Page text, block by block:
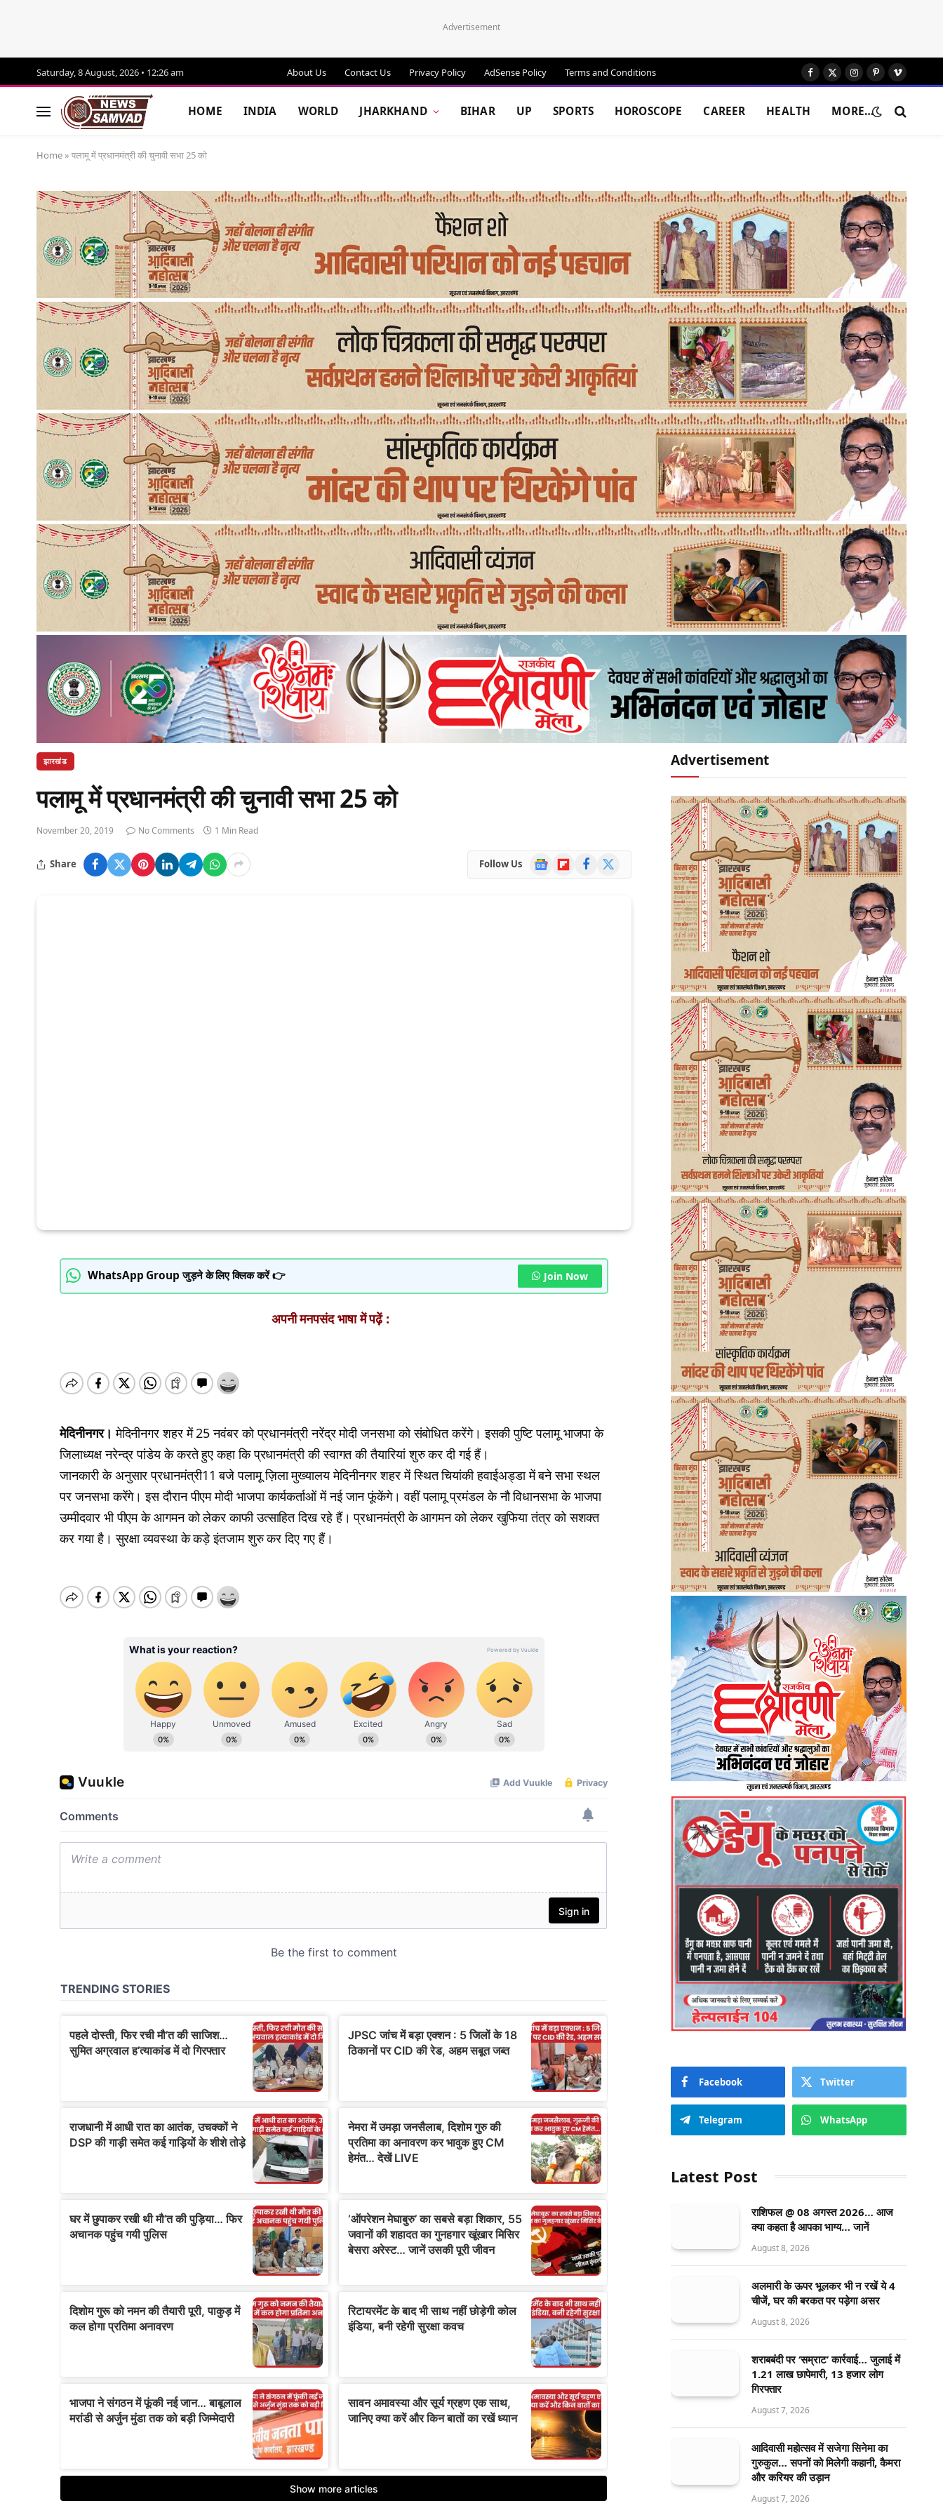
Advertisement
Saturday, 8 August, 2026 • 12:26 am About Us Contact Us Privacy Policy AdSense Policy Terms and Conditions Facebook
X
Instagram
Pinterest
Vimeo
HOME INDIA WORLD JHARKHAND BIHAR UP SPORTS HOROSCOPE CAREER HEALTH MORE…
Home » पलामू में प्रधानमंत्री की चुनावी सभा 25 को
झारखंड
पलामू में प्रधानमंत्री की चुनावी सभा 25 को
November 20, 2019 No Comments 1 Min Read
Share Follow Us
Google
News
FlipboardFacebook
WhatsApp Group जुड़ने के लिए क्लिक करें 👉 Join Now
अपनी मनपसंद भाषा में पढ़ें :
मेदिनीनगर। मेदिनीनगर शहर में 25 नवंबर को प्रधानमंत्री नरेंद्र मोदी जनसभा को संबोधित करेंगे। इसकी पुष्टि पलामू भाजपा के
जिलाध्यक्ष नरेन्द्र पांडेय के करते हुए कहा कि प्रधानमंत्री की स्वागत की तैयारियां शुरु कर दी गई हैं।
जानकारी के अनुसार प्रधानमंत्री11 बजे पलामू ज़िला मुख्यालय मेदिनीनगर शहर में स्थित चियांकी हवाईअड्डा में बने सभा स्थल
पर जनसभा करेंगे। इस दौरान पीएम मोदी भाजपा कार्यकर्ताओं में नई जान फूंकेंगे। वहीं पलामू प्रमंडल के नौ विधानसभा के भाजपा
उम्मीदवार भी पीएम के आगमन को लेकर काफी उत्साहित दिख रहे हैं। प्रधानमंत्री के आगमन को लेकर खुफिया तंत्र को सशक्त
कर गया है। सुरक्षा व्यवस्था के कड़े इंतजाम शुरु कर दिए गए हैं।
Advertisement
Facebook Twitter
Telegram WhatsApp
Latest Post
राशिफल @ 08 अगस्त 2026… आज
क्या कहता है आपका भाग्य… जानें
August 8, 2026
अलमारी के ऊपर भूलकर भी न रखें ये 4
चीजें, घर की बरकत पर पड़ेगा असर
August 8, 2026
शराबबंदी पर ‘सम्राट’ कार्रवाई… जुलाई में
1.21 लाख छापेमारी, 13 हजार लोग
गिरफ्तार
August 7, 2026
आदिवासी महोत्सव में सजेगा सिनेमा का
गुरुकुल… सपनों को मिलेगी कहानी, कैमरा
और करियर की उड़ान
August 7, 2026